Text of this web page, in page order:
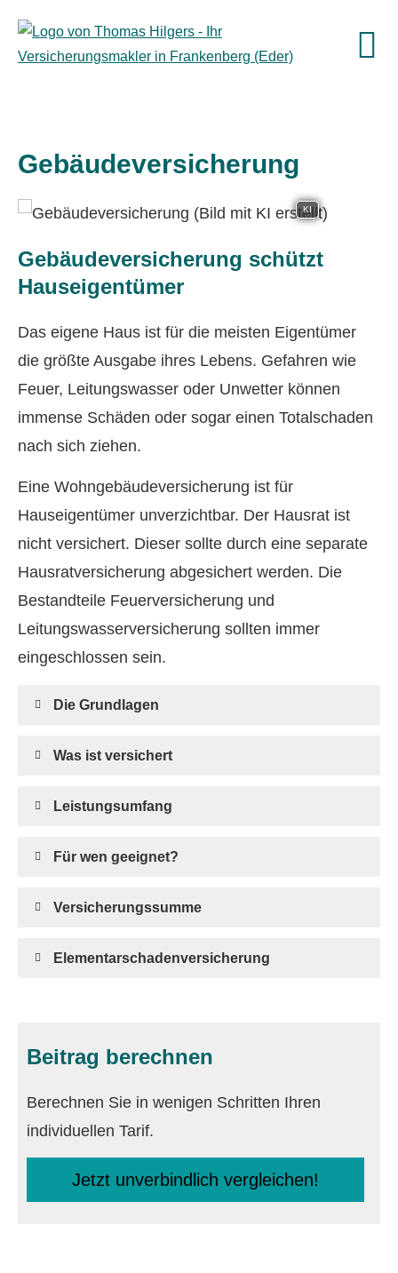
Ge­bäude­ver­si­che­rung
KI
Ge­bäude­ver­si­che­rung schützt
Hauseigentümer
Das eigene Haus ist für die meisten Eigentümer
die größte Ausgabe ihres Lebens. Gefahren wie
Feuer, Leitungswasser oder Unwetter können
immense Schäden oder sogar einen Totalschaden
nach sich ziehen.
Eine Wohngebäudeversicherung ist für
Hauseigentümer unverzichtbar. Der Hausrat ist
nicht versichert. Dieser sollte durch eine separate
Haus­rat­ver­si­che­rung abgesichert werden. Die
Bestandteile Feuerversicherung und
Leitungswasserversicherung sollten immer
eingeschlossen sein.
Die Grundlagen
Was ist versichert
Leistungsumfang
Für wen geeignet?
Versicherungssumme
Elementarschadenversicherung
Beitrag berechnen
Berechnen Sie in wenigen Schritten Ihren
individuellen Tarif.
Jetzt unverbindlich ver­gleichen!